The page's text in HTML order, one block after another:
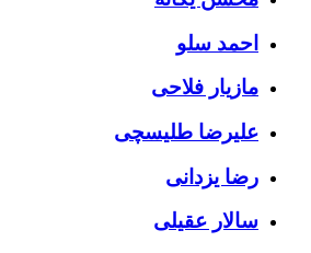
احمد سلو
مازیار فلاحی
علیرضا طلیسچی
رضا یزدانی
سالار عقیلی